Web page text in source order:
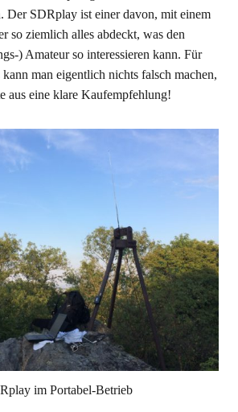
Der SDRplay ist einer davon, mit einem
so ziemlich alles abdeckt, was den
) Amateur so interessieren kann. Für
kann man eigentlich nichts falsch machen,
aus eine klare Kaufempfehlung!
im Portabel-Betrieb